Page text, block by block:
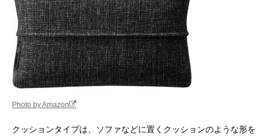
Photo by Amazon
クッションタイプは、ソファなどに置くクッションのような形を